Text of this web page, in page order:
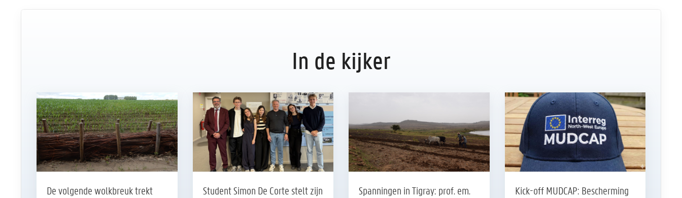
In de kijker
De volgende wolkbreuk trekt
Student Simon De Corte stelt zijn
Spanningen in Tigray: prof. em.
Kick-off MUDCAP: Bescherming